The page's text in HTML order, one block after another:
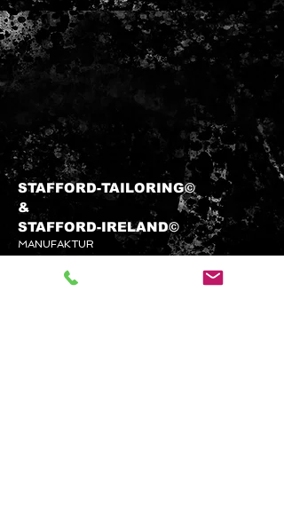
STAFFORD-TAILORING©
&​
STAFFORD-IRELAND©
MANUFAKTUR
info@stafford-tailoring.com
+49 (0) 1573 5 60 80 70